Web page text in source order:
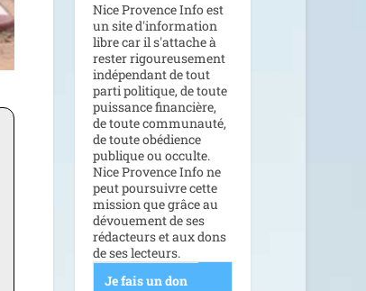
Nice Provence Info est
un site d'information
libre car il s'attache à
rester rigoureusement
indépendant de tout
parti politique, de toute
puissance financière,
de toute communauté,
de toute obédience
publique ou occulte.
Nice Provence Info ne
peut poursuivre cette
mission que grâce au
dévouement de ses
rédacteurs et aux dons
de ses lecteurs.
Je fais un don